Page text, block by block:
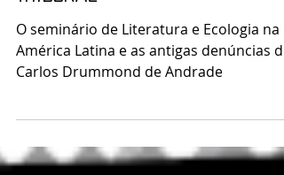
Tribunal